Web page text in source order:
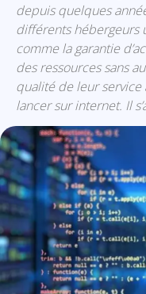
depuis quelques
différents hébergeurs
comme la garantie
des ressources sans
qualité de leur
lancer sur internet. Il